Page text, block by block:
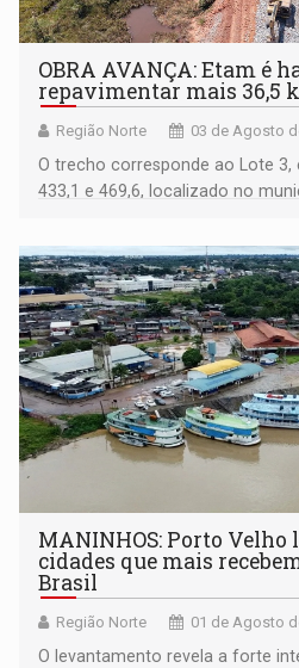
OBRA AVANÇA: Etam é
repavimentar mais 36,5
Região Norte 03 de Agosto
O trecho corresponde ao Lote
433,1 e 469,6, localizado no
MANINHOS: Porto
cidades que mais
Brasil
Região Norte 01 de Agosto
O levantamento revela a forte